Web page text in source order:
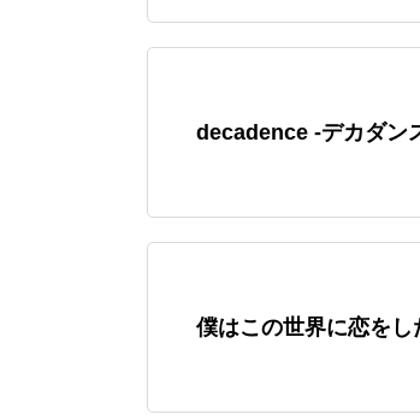
decadence -デカダン
僕はこの世界に恋をし